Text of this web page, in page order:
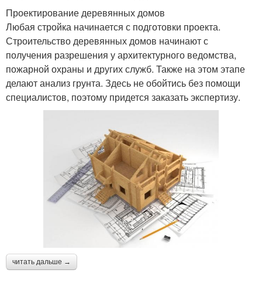
Проектирование деревянных домов
Любая стройка начинается с подготовки проекта.
Строительство деревянных домов начинают с
получения разрешения у архитектурного ведомства,
пожарной охраны и других служб. Также на этом этапе
делают анализ грунта. Здесь не обойтись без помощи
специалистов, поэтому придется заказать экспертизу.
читать дальше →